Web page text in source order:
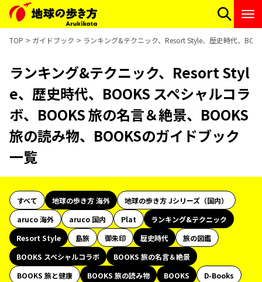
TOP ガイドブック ランキング&テクニック、Resort Style、歴史時代、
ランキング&テクニック、Resort Styl
e、歴史時代、BOOKS スペシャルコラ
ボ、BOOKS 旅の名言＆絶景、BOOKS
旅の読み物、BOOKSのガイドブック
一覧
すべて 地球の歩き方 海外
地球の歩き方 Jシリーズ（国内）
aruco 海外
aruco 国内 Plat
ランキング&テクニック
Resort Style
島旅 御朱印 歴史時代
旅の図鑑
BOOKS スペシャルコラボ
BOOKS 旅の名言＆絶景
BOOKS 旅と健康
BOOKS 旅の読み物 BOOKS
D-Books